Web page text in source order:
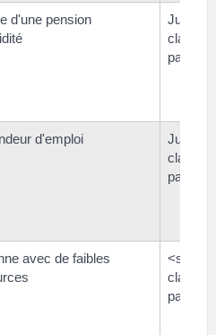
d'une pension
par
d'emploi
par
avec de faibles
<span
par